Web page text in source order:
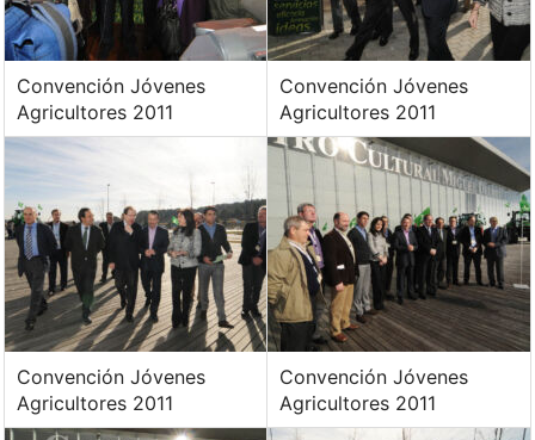
Convención Jóvenes
Agricultores 2011
Convención Jóvenes
Agricultores 2011
Convención Jóvenes
Agricultores 2011
Convención Jóvenes
Agricultores 2011